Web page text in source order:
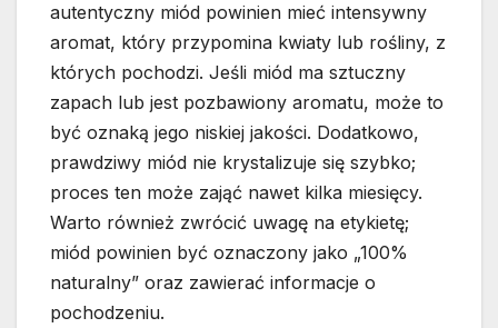
autentyczny miód powinien mieć intensywny
aromat, który przypomina kwiaty lub rośliny, z
których pochodzi. Jeśli miód ma sztuczny
zapach lub jest pozbawiony aromatu, może to
być oznaką jego niskiej jakości. Dodatkowo,
prawdziwy miód nie krystalizuje się szybko;
proces ten może zająć nawet kilka miesięcy.
Warto również zwrócić uwagę na etykietę;
miód powinien być oznaczony jako „100%
naturalny” oraz zawierać informacje o
pochodzeniu.